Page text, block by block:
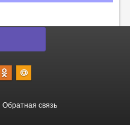
Обратная связь